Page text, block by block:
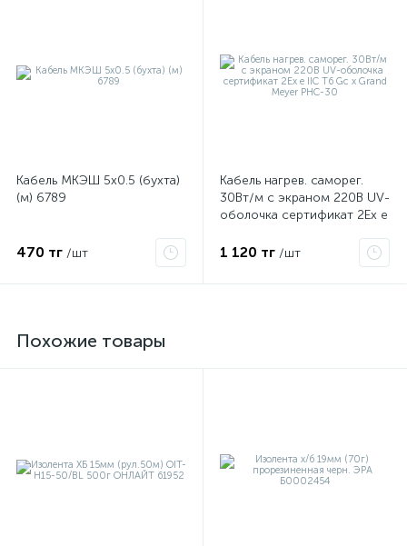
Кабель МКЭШ 5х0.5 (бухта)
(м) 6789
470 тг /шт
Кабель нагрев. саморег.
30Вт/м с экраном 220В UV-
оболочка сертификат 2Ex e
PHC-30
1 120 тг /шт
Похожие товары